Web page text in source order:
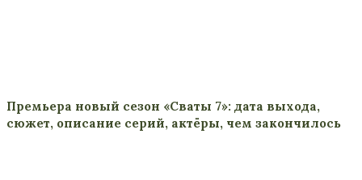
Премьера новый сезон «Сваты 7»: дата выхода,
сюжет, описание серий, актёры, чем закончилось